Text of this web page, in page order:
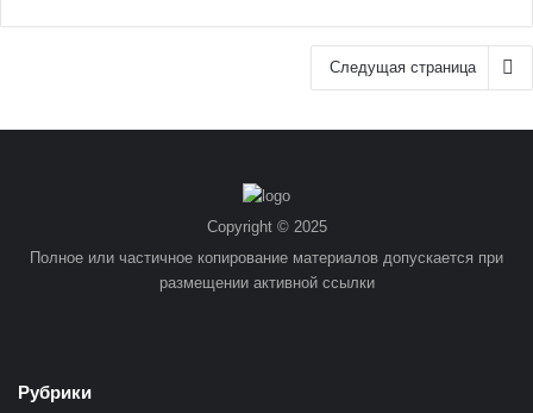
Следущая страница
Copyright © 2025
Полное или частичное копирование материалов допускается при
размещении активной ссылки
Рубрики